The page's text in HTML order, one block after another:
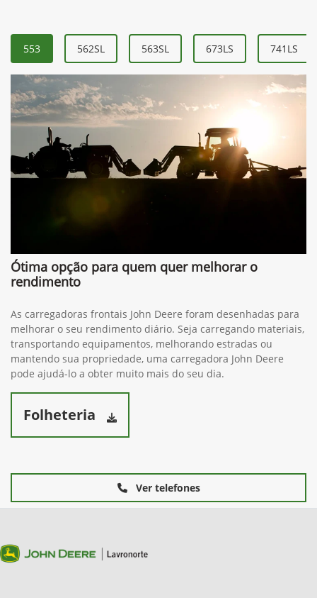
553 562SL 563SL 673LS 741LS
Ótima opção para quem quer melhorar o
rendimento
As carregadoras frontais John Deere foram desenhadas para
melhorar o seu rendimento diário. Seja carregando materiais,
transportando equipamentos, melhorando estradas ou
mantendo sua propriedade, uma carregadora John Deere
pode ajudá-lo a obter muito mais do seu dia.
Folheteria
Ver telefones